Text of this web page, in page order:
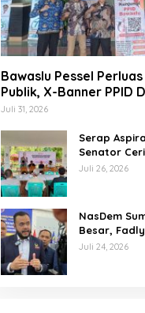
Bawaslu Pessel
Publik, X-Banner PPID
Juli 31, 2026
Serap
Senator
Soroti BPJS
Juli 26, 2026
NasDem
Besar,
Naik Kelas
Juli 24, 2026